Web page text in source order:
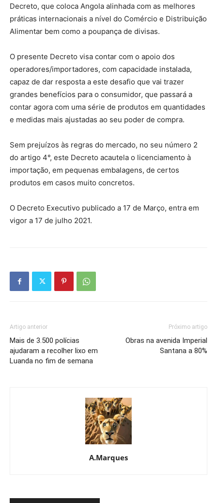
Decreto, que coloca Angola alinhada com as melhores
práticas internacionais a nível do Comércio e Distribuição
Alimentar bem como a poupança de divisas.
O presente Decreto visa contar com o apoio dos
operadores/importadores, com capacidade instalada,
capaz de dar resposta a este desafio que vai trazer
grandes benefícios para o consumidor, que passará a
contar agora com uma série de produtos em quantidades
e medidas mais ajustadas ao seu poder de compra.
Sem prejuízos às regras do mercado, no seu número 2
do artigo 4°, este Decreto acautela o licenciamento à
importação, em pequenas embalagens, de certos
produtos em casos muito concretos.
O Decreto Executivo publicado a 17 de Março, entra em
vigor a 17 de julho 2021.
Artigo anterior
Mais de 3.500 polícias
ajudaram a recolher lixo em
Luanda no fim de semana
Próximo artigo
Obras na avenida Imperial
Santana a 80%
A.Marques